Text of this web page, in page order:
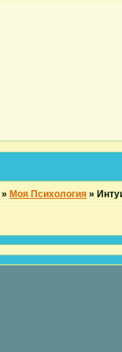
» Моя Психология »